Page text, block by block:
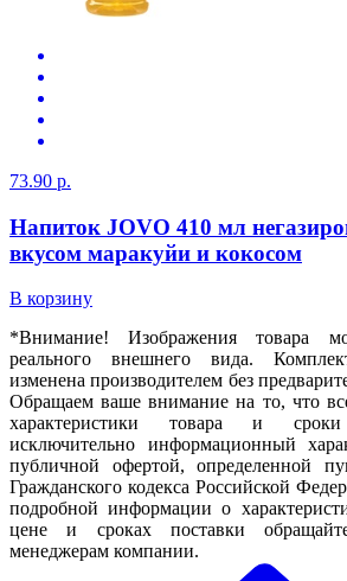
73.90 р.
Напиток JOVO 410 мл
вкусом маракуйи и кокосом
В корзину
*Внимание! Изображения товара
реального внешнего вида.
изменена производителем без
Обращаем ваше внимание на то, что
характеристики товара и
исключительно информационный
публичной офертой, определенной
Гражданского кодекса Российской
подробной информации о
цене и сроках поставки
менеджерам компании.